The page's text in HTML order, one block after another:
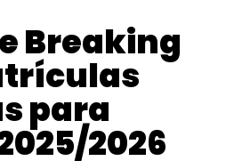
Breaking
para
2026